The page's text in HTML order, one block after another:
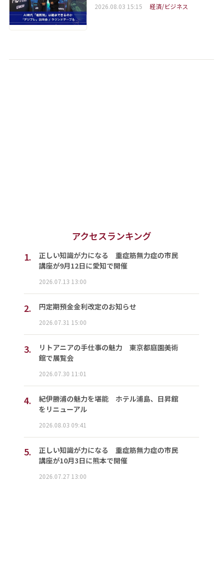
2026.08.03 15:15 経済/ビジネス
アクセスランキング
1.
正しい知識が力になる 重症筋無力症の市民
講座が9月12日に愛知で開催
2026.07.13 13:00
2. 円定期預金金利改定のお知らせ
2026.07.31 15:00
3.
リトアニアの手仕事の魅力 東京都庭園美術
館で展覧会
2026.07.30 11:01
4.
紀伊勝浦の魅力を堪能 ホテル浦島、日昇館
をリニューアル
2026.08.03 09:41
5.
正しい知識が力になる 重症筋無力症の市民
講座が10月3日に熊本で開催
2026.07.27 13:00